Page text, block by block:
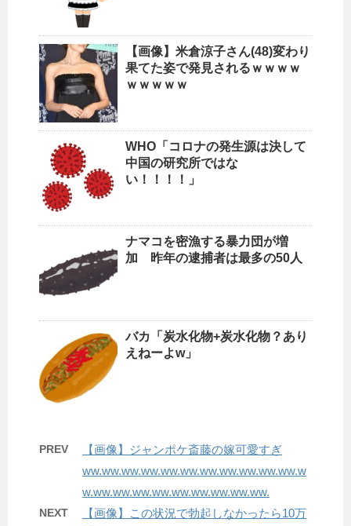
【画像】米倉涼子さん(48)変わり
果てた姿で発見されるｗｗｗｗ
ｗｗｗｗｗ
WHO「コロナの発生源は決して
中国の研究所ではな
い！！！！」
ナマコを密漁する暴力団が増
加 昨年の逮捕者は最多の50人
バカ「炭水化物+炭水化物？あり
えねーよw」
PREV
【画像】ジャンポケ斎藤の嫁可愛すぎ
ww.ww.ww.ww.ww.ww.ww.ww.ww.ww.ww.w
w.ww.ww.ww.ww.ww.ww.ww.ww.ww.
NEXT
【画像】この状況で勃起しなかったら10万